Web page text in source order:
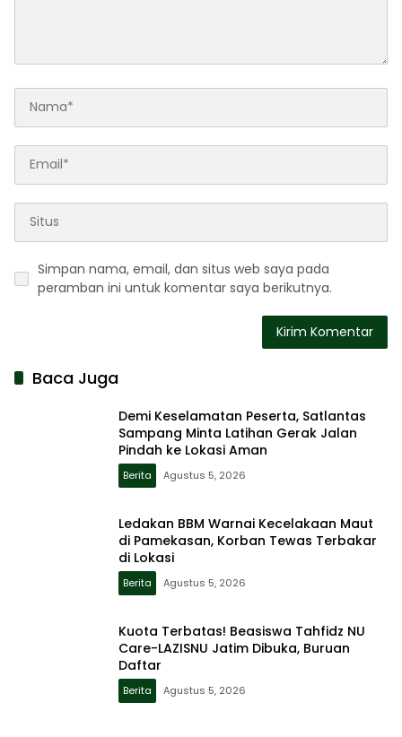
Simpan nama, email, dan situs web saya pada
peramban ini untuk komentar saya berikutnya.
Baca Juga
Demi Keselamatan Peserta, Satlantas
Sampang Minta Latihan Gerak Jalan
Pindah ke Lokasi Aman
Berita Agustus 5, 2026
Ledakan BBM Warnai Kecelakaan Maut
di Pamekasan, Korban Tewas Terbakar
di Lokasi
Berita Agustus 5, 2026
Kuota Terbatas! Beasiswa Tahfidz NU
Care-LAZISNU Jatim Dibuka, Buruan
Daftar
Berita Agustus 5, 2026